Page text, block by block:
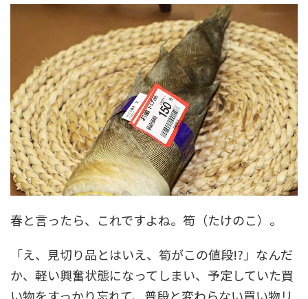
春と言ったら、これですよね。筍（たけのこ）。
「え、見切り品とはいえ、筍がこの値段!?」なんだ
か、軽い興奮状態になってしまい、予定していた買